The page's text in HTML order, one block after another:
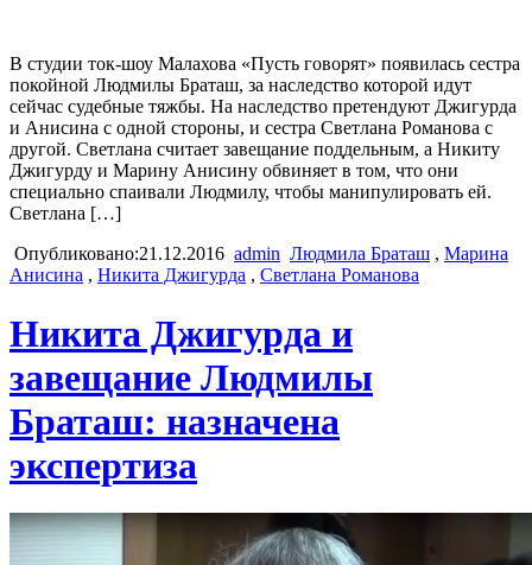
В студии ток-шоу Малахова «Пусть говорят» появилась сестра
покойной Людмилы Браташ, за наследство которой идут
сейчас судебные тяжбы. На наследство претендуют Джигурда
и Анисина с одной стороны, и сестра Светлана Романова с
другой. Светлана считает завещание поддельным, а Никиту
Джигурду и Марину Анисину обвиняет в том, что они
специально спаивали Людмилу, чтобы манипулировать ей.
Светлана […]
Опубликовано:21.12.2016 admin Людмила Браташ , Марина
Анисина , Никита Джигурда , Светлана Романова
Никита Джигурда и
завещание Людмилы
Браташ: назначена
экспертиза